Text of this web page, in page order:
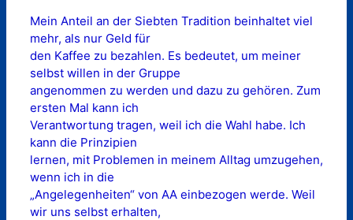
Mein Anteil an der Siebten Tradition beinhaltet viel
mehr, als nur Geld für
den Kaffee zu bezahlen. Es bedeutet, um meiner
selbst willen in der Gruppe
angenommen zu werden und dazu zu gehören. Zum
ersten Mal kann ich
Verantwortung tragen, weil ich die Wahl habe. Ich
kann die Prinzipien
lernen, mit Problemen in meinem Alltag umzugehen,
wenn ich in die
„Angelegenheiten“ von AA einbezogen werde. Weil
wir uns selbst erhalten,